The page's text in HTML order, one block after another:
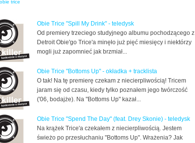
obie trice
Obie Trice "Spill My Drink" - teledysk
Od premiery trzeciego studyjnego albumu pochodzącego z
Detroit Obie'go Trice'a minęło już pięć miesięcy i niektórzy
mogli już zapomnieć jak brzmiał...
Obie Trice "Bottoms Up" - okładka + tracklista
O tak! Na tę premierę czekam z niecierpliwością! Tricem
jaram się od czasu, kiedy tylko poznałem jego twórczość
('06, bodajże). Na "Bottoms Up" kazał...
Obie Trice "Spend The Day" (feat. Drey Skonie) - teledysk
Na krążek Trice'a czekałem z niecierpliwością. Jestem
świeżo po przesłuchaniu "Bottoms Up". Wrażenia? Jak